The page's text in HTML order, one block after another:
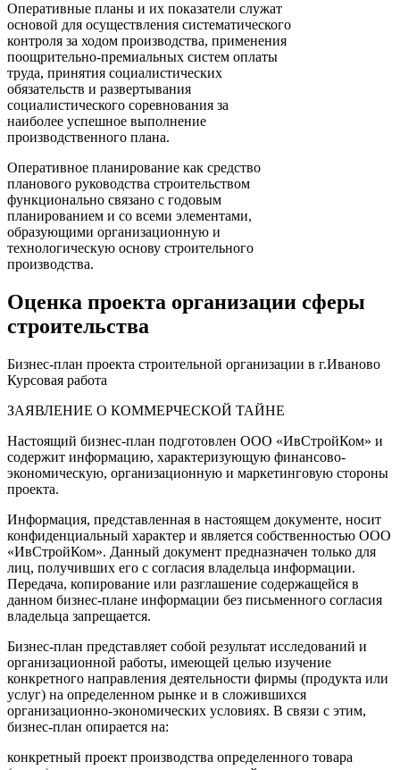
Оперативные планы и их показатели служат
основой для осуществления систематического
контроля за ходом производства, применения
поощрительно-премиальных систем оплаты
труда, принятия социали­стических
обязательств и развертывания
социалистического соревнования за
наиболее успешное выполнение
производственного плана.
Оперативное планирование как средство
планового руководства строительством
функционально связано с годовым
планированием и со всеми элементами,
образующими организационную и
технологическую основу строительного
производства.
Оценка проекта организации сферы
строительства
Бизнес-план проекта строительной организации в г.Иваново
Курсовая работа
ЗАЯВЛЕНИЕ О КОММЕРЧЕСКОЙ ТАЙНЕ
Настоящий бизнес-план подготовлен ООО «ИвСтройКом» и
содержит информацию, характеризующую финансово-
экономическую, организационную и маркетинговую стороны
проекта.
Информация, представленная в настоящем документе, носит
конфиденциальный характер и является собственностью ООО
«ИвСтройКом». Данный документ предназначен только для
лиц, получивших его с согласия владельца информации.
Передача, копирование или разглашение содержащейся в
данном бизнес-плане информации без письменного согласия
владельца запрещается.
Бизнес-план представляет собой результат исследований и
организационной работы, имеющей целью изучение
конкретного направления деятельности фирмы (продукта или
услуг) на определенном рынке и в сложившихся
организационно-экономических условиях. В связи с этим,
бизнес-план опирается на:
конкретный проект производства определенного товара